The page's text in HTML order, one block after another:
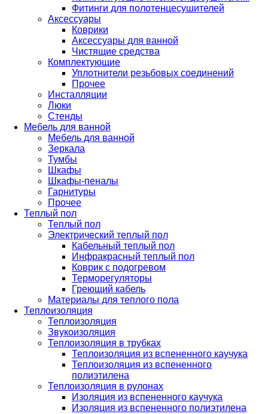
Фитинги для полотенцесушителей
Аксессуары
Коврики
Аксессуары для ванной
Чистящие средства
Комплектующие
Уплотнители резьбовых соединений
Прочее
Инсталляции
Люки
Стенды
Мебель для ванной
Мебель для ванной
Зеркала
Тумбы
Шкафы
Шкафы-пеналы
Гарнитуры
Прочее
Теплый пол
Теплый пол
Электрический теплый пол
Кабельный теплый пол
Инфракрасный теплый пол
Коврик с подогревом
Терморегуляторы
Греющий кабель
Материалы для теплого пола
Теплоизоляция
Теплоизоляция
Звукоизоляция
Теплоизоляция в трубках
Теплоизоляция из вспененного каучука
Теплоизоляция из вспененного
полиэтилена
Теплоизоляция в рулонах
Изоляция из вспененного каучука
Изоляция из вспененного полиэтилена